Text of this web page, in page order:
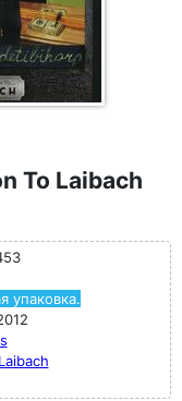
To Laibach
упаковка.